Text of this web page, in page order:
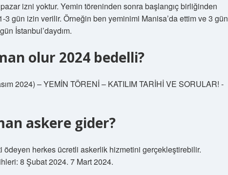
izni yoktur. Yemin töreninden sonra başlangıç ​​birliğinden
3 gün izin verilir. Örneğin ben yeminimi Manisa’da ettim ve 3 gün
İstanbul’daydım.
olur 2024 bedelli?
2024) – YEMİN TÖRENİ – KATILIM TARİHİ VE SORULAR! -
askere gider?
ödeyen herkes ücretli askerlik hizmetini gerçekleştirebilir.
8 Şubat 2024. 7 Mart 2024.